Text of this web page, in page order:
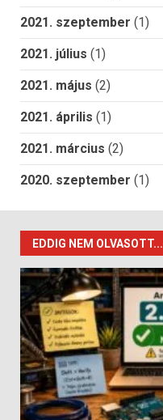
2021. szeptember (1)
2021. július (1)
2021. május (2)
2021. április (1)
2021. március (2)
2020. szeptember (1)
EDDIG NEM OLVASOTT...